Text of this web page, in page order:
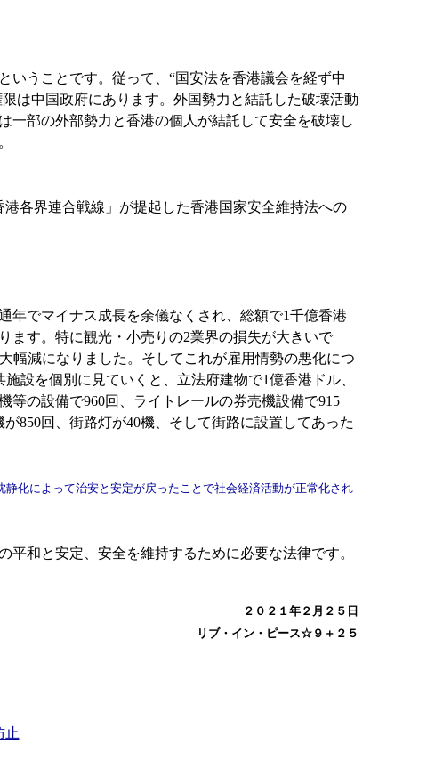
うことです。従って、“国安法を香港議会を経ず中
は中国政府にあります。外国勢力と結託した破壊活動
一部の外部勢力と香港の個人が結託して安全を破壊し
各界連合戦線」が提起した香港国家安全維持法への
でマイナス成長を余儀なくされ、総額で1千億香港
ます。特に観光・小売りの2業界の損失が大きいで
幅減になりました。そしてこれが雇用情勢の悪化につ
設を個別に見ていくと、立法府建物で1億香港ドル、
等の設備で960回、ライトレールの券売機設備で915
850回、街路灯が40機、そして街路に設置してあった
化によって治安と安定が戻ったことで社会経済活動が正常化され
和と安定、安全を維持するために必要な法律です。
２０２１年２月２５日
リブ・イン・ピース☆９＋２５
止